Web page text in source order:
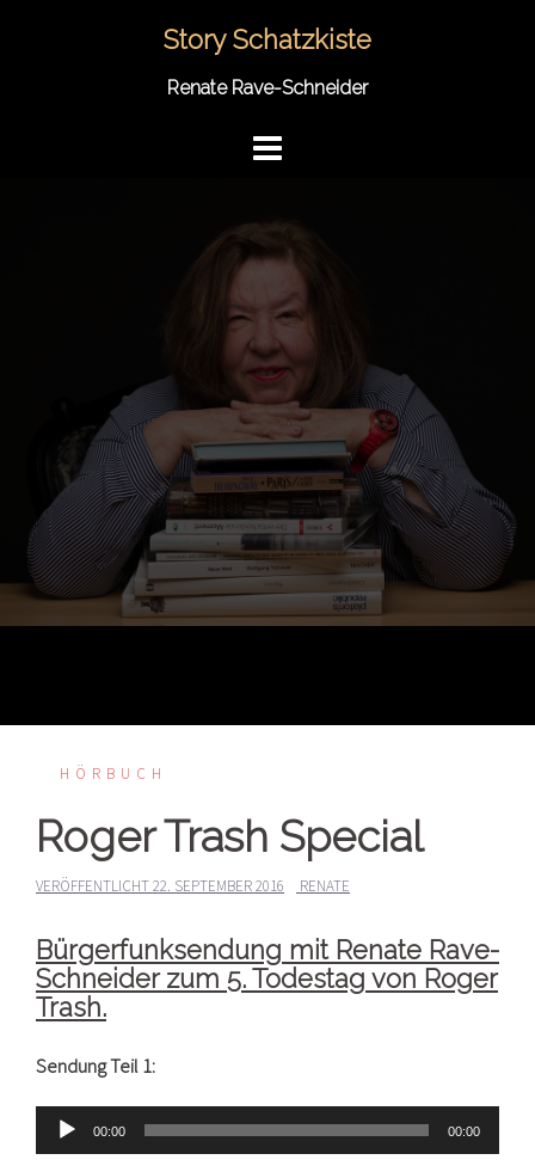
Story Schatzkiste
Renate Rave-Schneider
HÖRBUCH
Roger Trash Special
VERÖFFENTLICHT22. SEPTEMBER 2016 RENATE
Bürgerfunksendung mit Renate Rave-
Schneider zum 5. Todestag von Roger
Trash.
Sendung Teil 1:
Audio-
Player
00:00 00:00